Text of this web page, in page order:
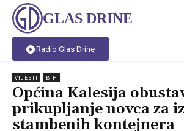
GLAS DRINE
Radio Glas Drine
VIJESTI BIH
Općina Kalesija
prikupljanje novca za
stambenih kontejnera